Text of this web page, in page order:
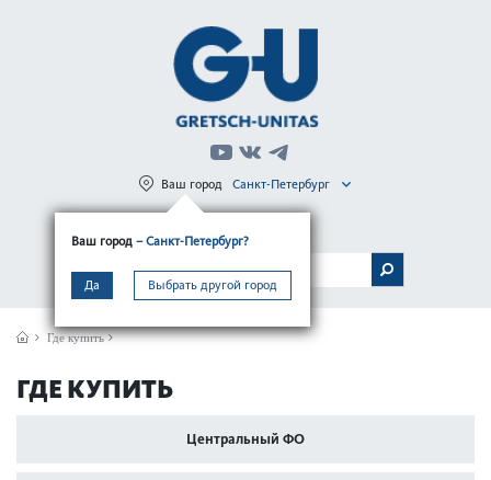
Ваш город – Санкт-Петербург?
Да Выбрать другой город
Ваш город Санкт-Петербург
МЕНЮ
Где купить
ГДЕ КУПИТЬ
Центральный ФО